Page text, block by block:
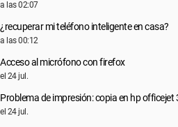
a las 02:07
¿recuperar mi teléfono inteligente en casa?
a las 00:12
Acceso al micrófono con firefox
el 24 jul.
Problema de impresión: copia en hp
el 24 jul.